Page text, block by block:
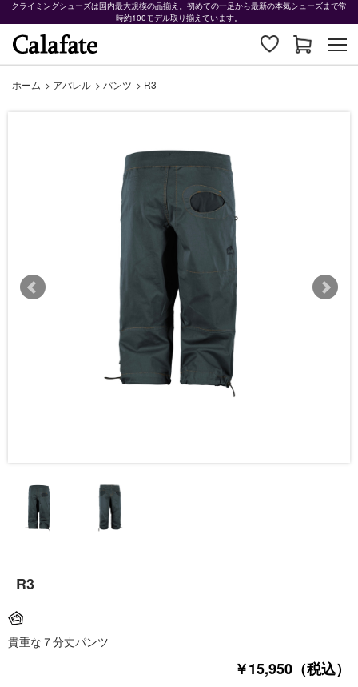
クライミングシューズは国内最大規模の品揃え。初めての一足から最新の本気シューズまで常
時約100モデル取り揃えています。
ホーム > アパレル > パンツ > R3
R3
貴重な７分丈パンツ
￥15,950（税込）